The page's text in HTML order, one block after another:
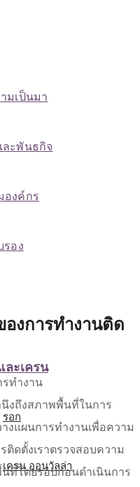
มเป็นมา
ะพันธกิจ
องค์กร
รอง
ละเครน
รอก
เครน ออนวัลล่า
งการทำงานติด
รทำงาน
งถึงสภาพพื้นที่ในการ
งแผนการทำงานเพื่อความ
ดตั้งเราตรวจสอบความ
ที่โดยรอบก่อนดำเนินการ